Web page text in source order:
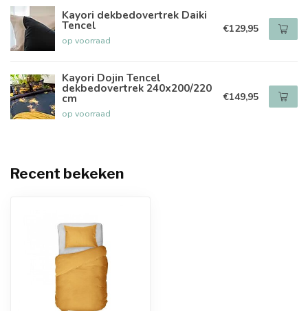
Kayori dekbedovertrek Daiki
Tencel
op voorraad
€129,95
Kayori Dojin Tencel
dekbedovertrek 240x200/220
cm
op voorraad
€149,95
Recent bekeken